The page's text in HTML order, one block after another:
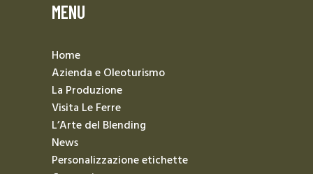
MENU
Home
Azienda e Oleoturismo
La Produzione
Visita Le Ferre
L’Arte del Blending
News
Personalizzazione etichette